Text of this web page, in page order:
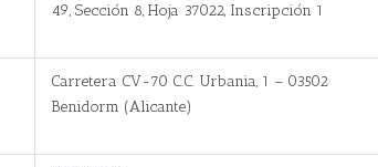
49, Sección 8, Hoja 37022, Inscripción 1
Carretera CV-70 C.C. Urbania, 1 – 03502
Benidorm (Alicante)